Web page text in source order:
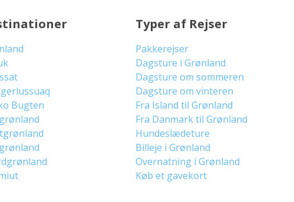
Bugten
Typer af Rejser
Pakkerejser
Dagsture i Grønland
Dagsture om sommeren
Dagsture om vinteren
Fra Island til Grønland
Fra Danmark til Grønland
Hundeslædeture
Billeje i Grønland
Overnatning i Grønland
Køb et gavekort